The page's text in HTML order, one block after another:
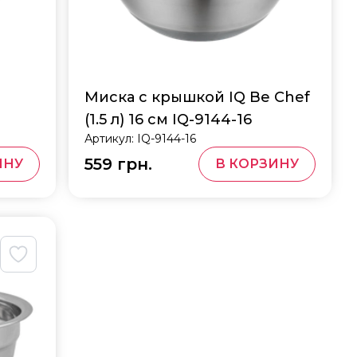
Миска с крышкой IQ Be Chef
(1.5 л) 16 см IQ-9144-16
Артикул: IQ-9144-16
559 грн. В КОРЗИНУ